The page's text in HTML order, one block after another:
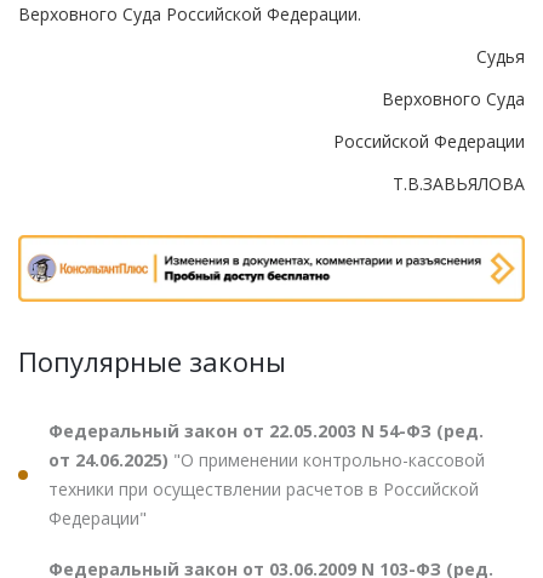
Верховного Суда Российской Федерации.
Судья
Верховного Суда
Российской Федерации
Т.В.ЗАВЬЯЛОВА
Популярные законы
Федеральный закон от 22.05.2003 N 54-ФЗ (ред.
от 24.06.2025) "О применении контрольно-кассовой
техники при осуществлении расчетов в Российской
Федерации"
Федеральный закон от 03.06.2009 N 103-ФЗ (ред.